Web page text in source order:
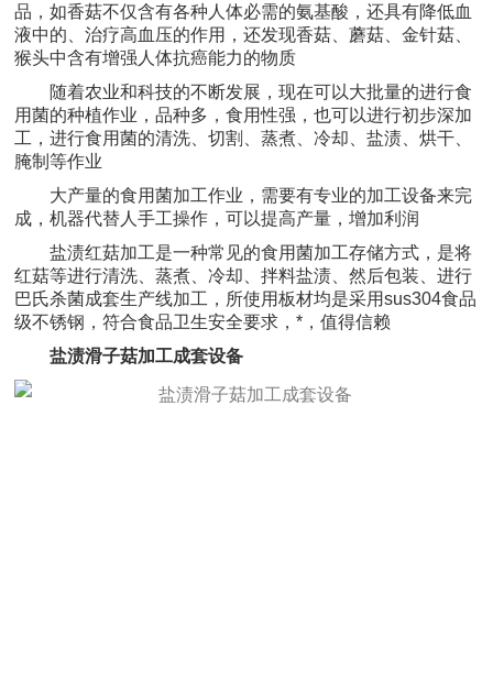
品，如香菇不仅含有各种人体必需的氨基酸，还具有降低血
液中的、治疗高血压的作用，还发现香菇、蘑菇、金针菇、
猴头中含有增强人体抗癌能力的物质
随着农业和科技的不断发展，现在可以大批量的进行食
用菌的种植作业，品种多，食用性强，也可以进行初步深加
工，进行食用菌的清洗、切割、蒸煮、冷却、盐渍、烘干、
腌制等作业
大产量的食用菌加工作业，需要有专业的加工设备来完
成，机器代替人手工操作，可以提高产量，增加利润
盐渍红菇加工是一种常见的食用菌加工存储方式，是将
红菇等进行清洗、蒸煮、冷却、拌料盐渍、然后包装、进行
巴氏杀菌成套生产线加工，所使用板材均是采用sus304食品
级不锈钢，符合食品卫生安全要求，*，值得信赖
盐渍滑子菇加工成套设备